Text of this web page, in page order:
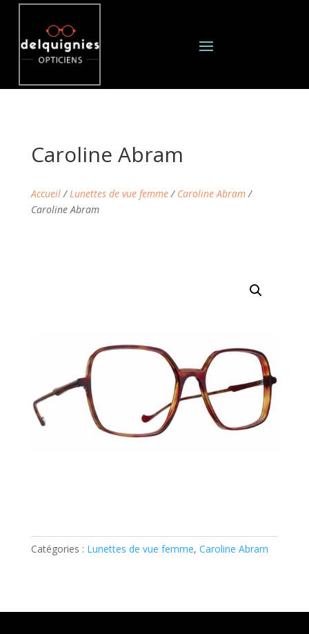
Caroline Abram
Accueil/Lunettes de vue femme/ Caroline Abram/
Caroline Abram
Catégories : Lunettes de vue femme, Caroline Abram